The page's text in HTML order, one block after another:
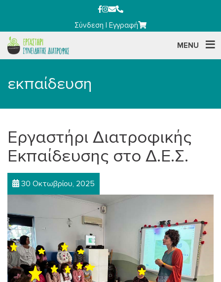
Σύνδεση |Εγγραφή
MENU
εκπαίδευση
Εργαστήρι Διατροφικής
Εκπαίδευσης στο Δ.Ε.Σ.
30 Οκτωβρίου, 2025